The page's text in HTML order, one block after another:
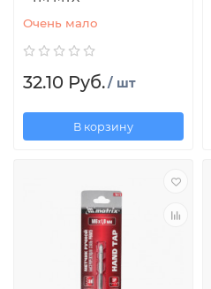
Очень мало
32.10 Руб./ шт
В корзину